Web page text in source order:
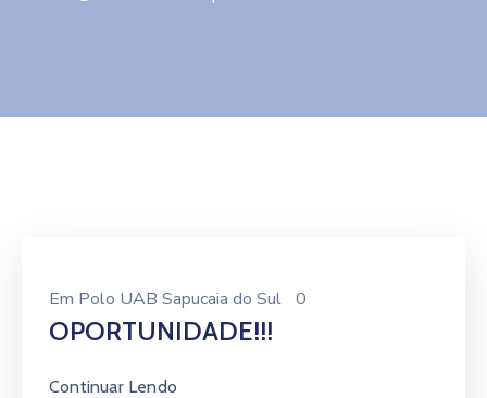
Em Polo UAB Sapucaia do Sul 0
OPORTUNIDADE!!!
Continuar Lendo